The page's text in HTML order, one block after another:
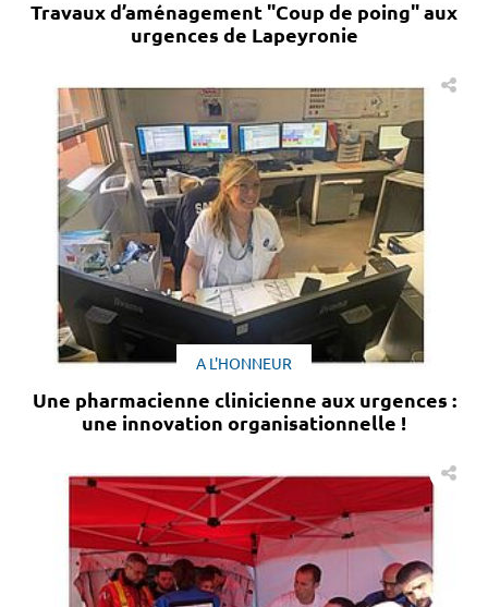
Travaux d’aménagement "Coup de poing" aux
urgences de Lapeyronie
A L'HONNEUR
Une pharmacienne clinicienne aux urgences :
une innovation organisationnelle !